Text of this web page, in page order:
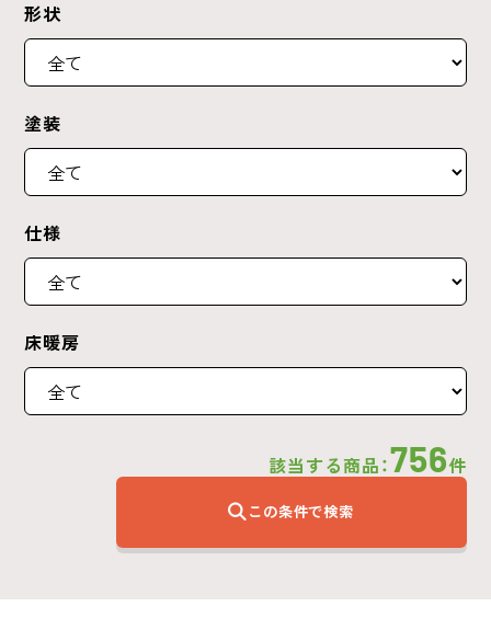
形状
塗装
仕様
床暖房
該当する商品：756件
この条件で検索